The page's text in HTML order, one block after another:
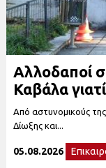
Αλλοδαποί
Καβάλα
Από αστυνομικούς
Δίωξης και...
05.08.2026